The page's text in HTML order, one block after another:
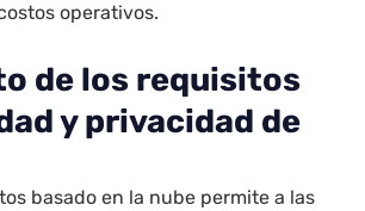
operativos.
de los requisitos
y privacidad de
basado en la nube permite a las